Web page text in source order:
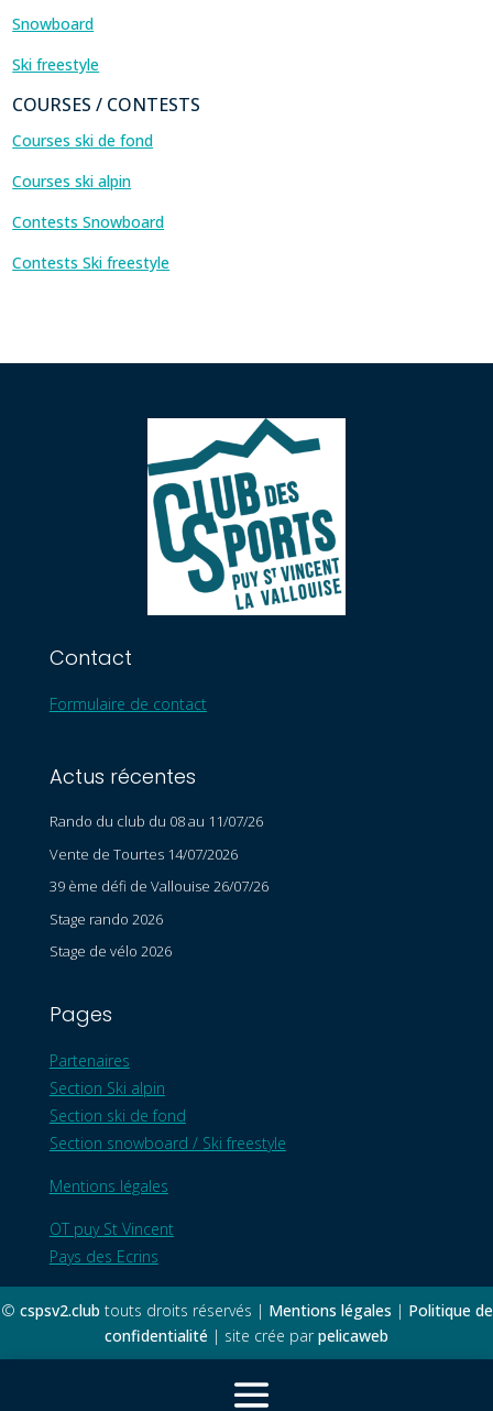
Snowboard
Ski freestyle
COURSES / CONTESTS
Courses ski de fond
Courses ski alpin
Contests Snowboard
Contests Ski freestyle
Contact
Formulaire de contact
Actus récentes
Rando du club du 08 au 11/07/26
Vente de Tourtes 14/07/2026
39 ème défi de Vallouise 26/07/26
Stage rando 2026
Stage de vélo 2026
Pages
Partenaires
Section Ski alpin
Section ski de fond
Section snowboard / Ski freestyle
Mentions légales
OT puy St Vincent
Pays des Ecrins
© cspsv2.club touts droits réservés | Mentions légales | Politique de
confidentialité | site crée parpelicaweb